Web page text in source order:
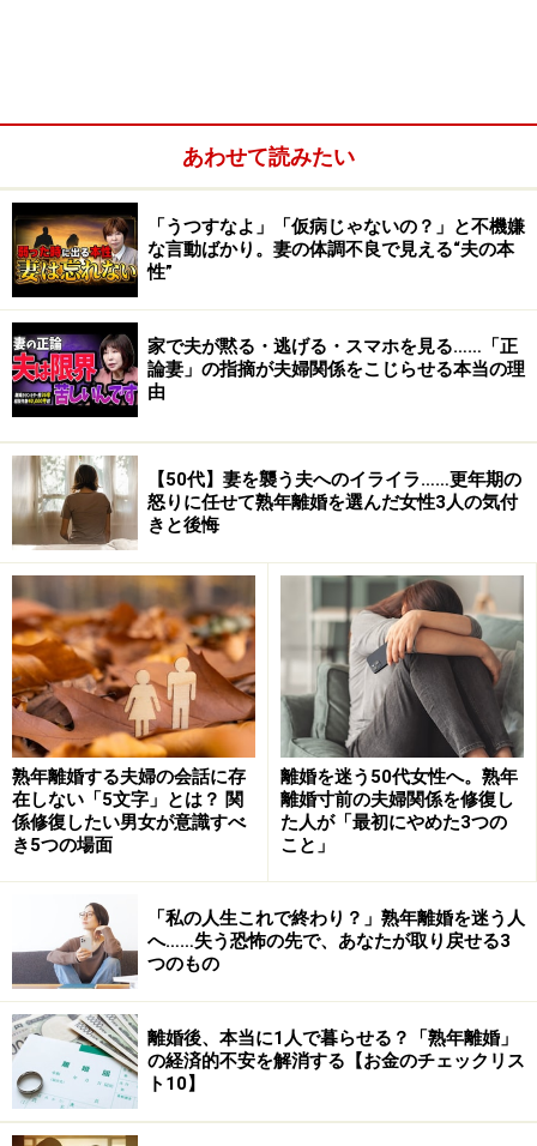
熟年離婚のリスク1:経済的な不安
熟年離婚のリスク2:孤独感
大切なのは「自分が幸せになれるか」
【動画】熟年離婚を迷ったら。自分を試す究極の問い！
熟年離婚で取り戻せるもの1：「私」という
存在
結婚すると、女性はたくさんの役割を背負います。妻、
母、嫁……気付けば自分のことはいつも後回しになってし
まっています。「私は何が好きだったんだろう」「本当
は何をしたかったんだろう」などと、むなしく感じる人
も少なくありません。
実際、子育てを終えた50代のAさんは、ある晩ふと鏡で
自分の顔を見たとき「私はずっと誰かのために生きてき
た」と思ったといいます。その後、熟年離婚を決断した
Aさんは、ずっと憧れていた絵画教室に通うことができ
た今、「久しぶりに“私”に戻れた気がした」と話してい
ました。
「私」という存在なのです。
熟年離婚で取り戻せるもの2:女性としての
自信
「もう女として見られていない気がする」――これは熟年
世代の女性から本当によく聞く言葉です。
あわせて読みたい
「うつすなよ」「仮病じゃないの？」と不機嫌
な言動ばかり。妻の体調不良で見える“夫の本
性”
家で夫が黙る・逃げる・スマホを見る……「正
論妻」の指摘が夫婦関係をこじらせる本当の理
由
【50代】妻を襲う夫へのイライラ……更年期の
怒りに任せて熟年離婚を選んだ女性3人の気付
きと後悔
熟年離婚する夫婦の会話に存
在しない「5文字」とは？ 関
係修復したい男女が意識すべ
き5つの場面
離婚を迷う50代女性へ。熟年
離婚寸前の夫婦関係を修復し
た人が「最初にやめた3つの
こと」
「私の人生これで終わり？」熟年離婚を迷う人
へ……失う恐怖の先で、あなたが取り戻せる3
つのもの
離婚後、本当に1人で暮らせる？「熟年離婚」
の経済的不安を解消する【お金のチェックリス
ト10】